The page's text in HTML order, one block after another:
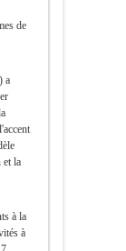
de
a
et la
à la
à